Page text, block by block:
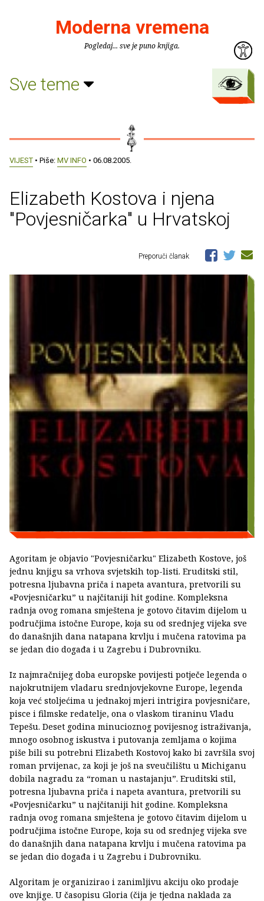
Moderna vremena
Pogledaj... sve je puno knjiga.
Sve teme
VIJEST • Piše: MV INFO • 06.08.2005.
Elizabeth Kostova i njena
"Povjesničarka" u Hrvatskoj
Preporuči članak
Agoritam je objavio "Povjesničarku" Elizabeth Kostove, još
jednu knjigu sa vrhova svjetskih top-listi. Eruditski stil,
potresna ljubavna priča i napeta avantura, pretvorili su
«Povjesničarku” u najčitaniji hit godine. Kompleksna
radnja ovog romana smještena je gotovo čitavim dijelom u
područjima istočne Europe, koja su od srednjeg vijeka sve
do današnjih dana natapana krvlju i mučena ratovima pa
se jedan dio događa i u Zagrebu i Dubrovniku.
Iz najmračnijeg doba europske povijesti potječe legenda o
najokrutnijem vladaru srednjovjekovne Europe, legenda
koja već stoljećima u jednakoj mjeri intrigira povjesničare,
pisce i filmske redatelje, ona o vlaskom tiraninu Vladu
Tepešu. Deset godina minucioznog povijesnog istraživanja,
mnogo osobnog iskustva i putovanja zemljama o kojima
piše bili su potrebni Elizabeth Kostovoj kako bi završila svoj
roman prvijenac, za koji je još na sveučilištu u Michiganu
dobila nagradu za “roman u nastajanju”. Eruditski stil,
potresna ljubavna priča i napeta avantura, pretvorili su
«Povjesničarku” u najčitaniji hit godine. Kompleksna
radnja ovog romana smještena je gotovo čitavim dijelom u
područjima istočne Europe, koja su od srednjeg vijeka sve
do današnjih dana natapana krvlju i mučena ratovima pa
se jedan dio događa i u Zagrebu i Dubrovniku.
Algoritam je organizirao i zanimljivu akciju oko prodaje
ove knjige. U časopisu Gloria (čija je tjedna naklada za